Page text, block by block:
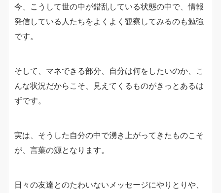
今、こうして世の中が錯乱している状態の中で、情報
発信している人たちをよくよく観察してみるのも勉強
です。
そして、マネできる部分、自分は何をしたいのか、こ
んな状況だからこそ、見えてくるものがきっとあるは
ずです。
実は、そうした自分の中で湧き上がってきたものこそ
が、言葉の源となります。
日々の友達とのたわいないメッセージにやりとりや、